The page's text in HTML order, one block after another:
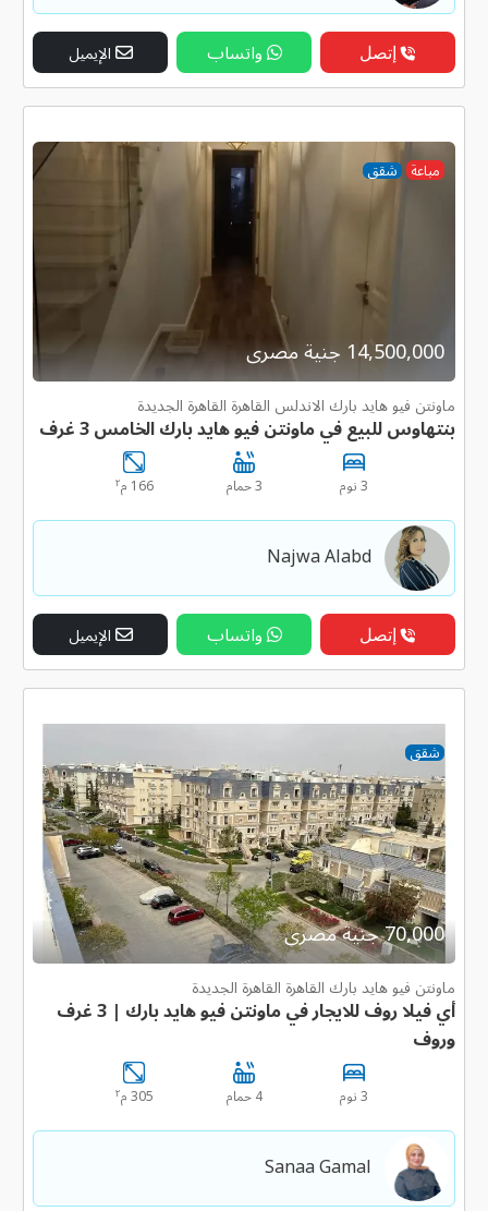
إتصل واتساب الإيميل
مباعة شقق
14,500,000 جنية مصرى
ماونتن فيو هايد بارك الاندلس القاهرة القاهرة الجديدة
بنتهاوس للبيع في ماونتن فيو هايد بارك الخامس 3 غرف
3 نوم 3 حمام 166 م ٢
Najwa Alabd
إتصل واتساب الإيميل
شقق
70,000 جنية مصرى
ماونتن فيو هايد بارك القاهرة القاهرة الجديدة
أي فيلا روف للايجار في ماونتن فيو هايد بارك | 3 غرف
وروف
3 نوم 4 حمام 305 م ٢
Sanaa Gamal